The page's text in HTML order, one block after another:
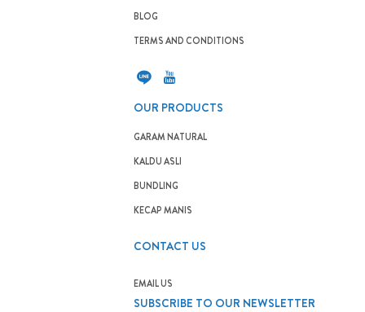
BLOG
TERMS AND CONDITIONS
OUR PRODUCTS
GARAM NATURAL
KALDU ASLI
BUNDLING
KECAP MANIS
CONTACT US
EMAIL US
SUBSCRIBE TO OUR NEWSLETTER